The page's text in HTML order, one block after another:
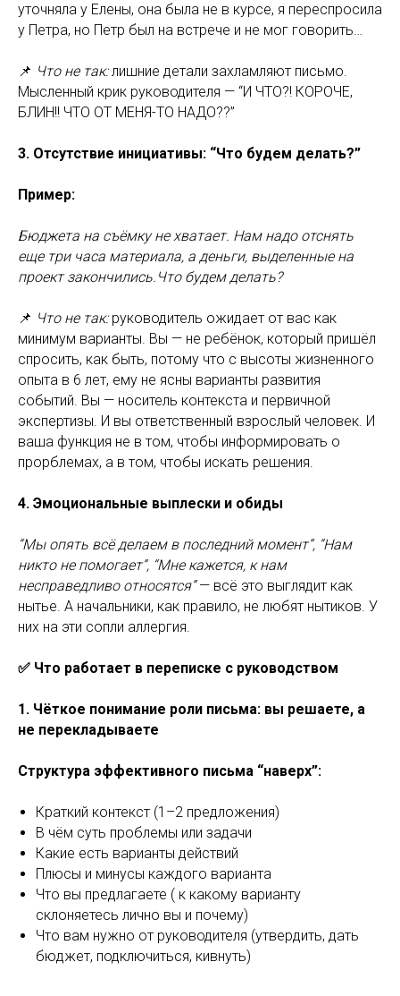
уточняла у Елены, она была не в курсе, я переспросила
у Петра, но Петр был на встрече и не мог говорить…
📌 Что не так:лишние детали захламляют письмо.
Мысленный крик руководителя — “И ЧТО?! КОРОЧЕ,
БЛИН!! ЧТО ОТ МЕНЯ-ТО НАДО??”
3. Отсутствие инициативы: “Что будем делать?”
Пример:
Бюджета на съёмку не хватает. Нам надо отснять
еще три часа материала, а деньги, выделенные на
проект закончились.Что будем делать?
📌 Что не так:руководитель ожидает от вас как
минимум варианты. Вы — не ребёнок, который пришёл
спросить, как быть, потому что с высоты жизненного
опыта в 6 лет, ему не ясны варианты развития
событий. Вы — носитель контекста и первичной
экспертизы. И вы ответственный взрослый человек. И
ваша функция не в том, чтобы информировать о
прорблемах, а в том, чтобы искать решения.
4. Эмоциональные выплески и обиды
“Мы опять всё делаем в последний момент”, “Нам
никто не помогает”, “Мне кажется, к нам
несправедливо относятся”— всё это выглядит как
нытье. А начальники, как правило, не любят нытиков. У
них на эти сопли аллергия.
✅ Что работает в переписке с руководством
1. Чёткое понимание роли письма: вы решаете, а
не перекладываете
Структура эффективного письма “наверх”:
Краткий контекст (1–2 предложения)
В чём суть проблемы или задачи
Какие есть варианты действий
Плюсы и минусы каждого варианта
Что вы предлагаете ( к какому варианту
склоняетесь лично вы и почему)
Что вам нужно от руководителя (утвердить, дать
бюджет, подключиться, кивнуть)